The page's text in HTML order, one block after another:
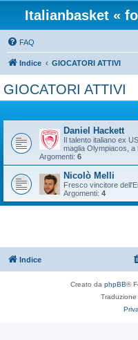
Italianbasket «
FAQ
Indice GIOCATORI ATTIVI
GIOCATORI ATTIVI
Daniel Hackett
Il talento italiano ex
maglia Olympiacos, a
Argomenti: 6
Nicolò Melli
Fresco vincitore
Argomenti: 4
Indice
Creato da phpBB®
Traduzione